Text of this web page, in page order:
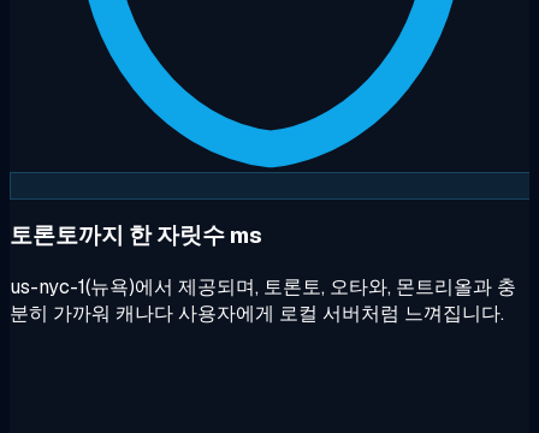
토론토까지 한 자릿수 ms
us-nyc-1(뉴욕)에서 제공되며, 토론토, 오타와, 몬트리올과 충
분히 가까워 캐나다 사용자에게 로컬 서버처럼 느껴집니다.